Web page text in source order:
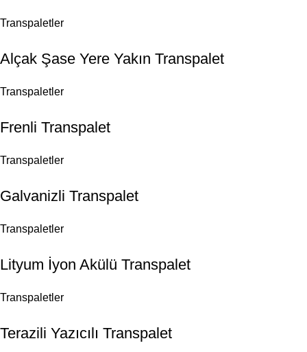
Transpaletler
Alçak Şase Yere Yakın Transpalet
Transpaletler
Frenli Transpalet
Transpaletler
Galvanizli Transpalet
Transpaletler
Lityum İyon Akülü Transpalet
Transpaletler
Terazili Yazıcılı Transpalet